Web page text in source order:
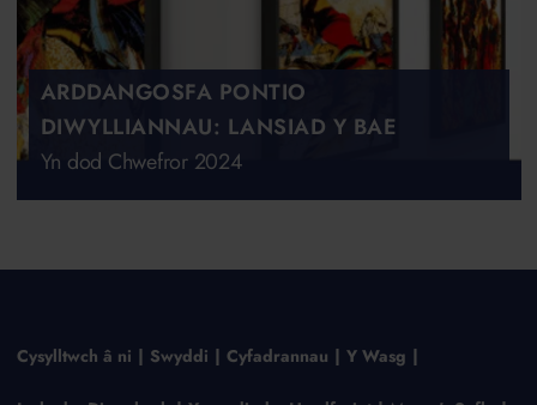
ARDDANGOSFA PONTIO
DIWYLLIANNAU: LANSIAD Y BAE
Yn dod Chwefror 2024
Cysylltwch â ni Swyddi Cyfadrannau Y Wasg